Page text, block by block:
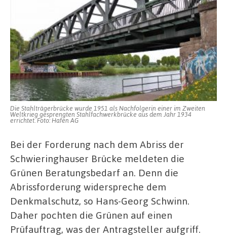
Die Stahlträgerbrücke wurde 1951 als Nachfolgerin einer im Zweiten
Weltkrieg gesprengten Stahlfachwerkbrücke aus dem Jahr 1934
errichtet. Foto: Hafen AG
Bei der Forderung nach dem Abriss der
Schwieringhauser Brücke meldeten die
Grünen Beratungsbedarf an. Denn die
Abrissforderung widerspreche dem
Denkmalschutz, so Hans-Georg Schwinn.
Daher pochten die Grünen auf einen
Prüfauftrag, was der Antragsteller aufgriff.